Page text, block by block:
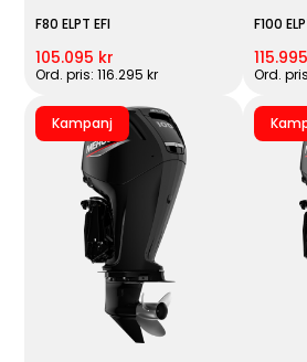
F80 ELPT EFI
105.095 kr
Ord. pris: 116.295 kr
F100
Ord.
Kampanj